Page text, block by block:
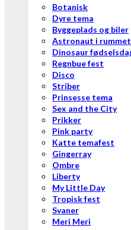
Botanisk
Dyre tema
Byggeplads og biler
Astronaut i rummet
Dinosaur
Regnbue fest
Disco
Striber
Prinsesse tema
Sex and the City
Prikker
Pink party
Katte temafest
Gingerray
Ombre
Liberty
My Little Day
Tropisk fest
Svaner
Meri Meri